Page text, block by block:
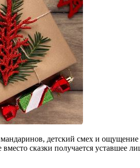
детский смех и
сказки получается